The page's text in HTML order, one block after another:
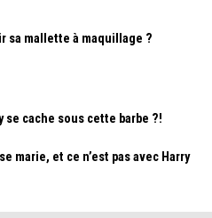
sa mallette à maquillage ?
se cache sous cette barbe ?!
marie, et ce n’est pas avec Harry